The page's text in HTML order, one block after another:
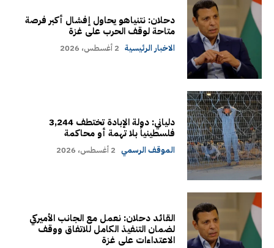
دحلان: نتنياهو يحاول إفشال أكبر فرصة
متاحة لوقف الحرب على غزة
الاخبار الرئيسية 2 أغسطس، 2026
دلياني: دولة الإبادة تختطف 3,244
فلسطينياً بلا تهمة أو محاكمة
الموقف الرسمي 2 أغسطس، 2026
القائد دحلان: نعمل مع الجانب الأميركي
لضمان التنفيذ الكامل للاتفاق ووقف
الاعتداءات على غزة